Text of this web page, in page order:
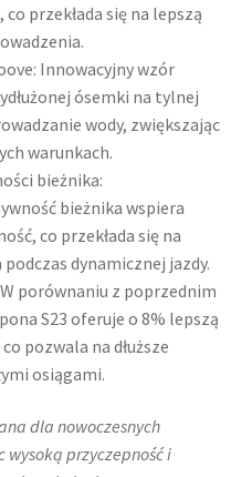
przekłada się na lepszą
Innowacyjny wzór
ósemki na tylnej
wody, zwiększając
warunkach.
bieżnika:
bieżnika wspiera
co przekłada się na
dynamicznej jazdy.
porównaniu z poprzednim
S23 oferuje o 8% lepszą
pozwala na dłuższe
osiągami.
dla nowoczesnych
przyczepność i